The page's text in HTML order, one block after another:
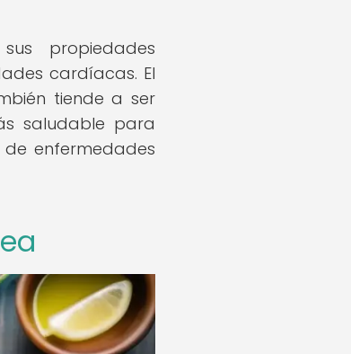
propiedades
cardíacas. El
tiende a ser
saludable para
enfermedades